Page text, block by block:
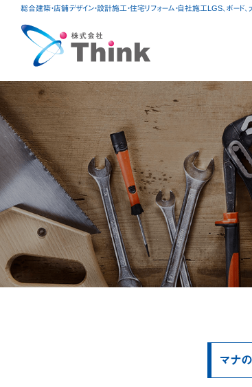
総合建築・店舗デザイン・設計施工・住宅リフォーム・自社施工LGS、ボー
マナ